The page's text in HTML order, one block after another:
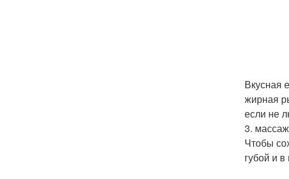
Вкусная
жирная
если не
3.
Чтобы
губой и